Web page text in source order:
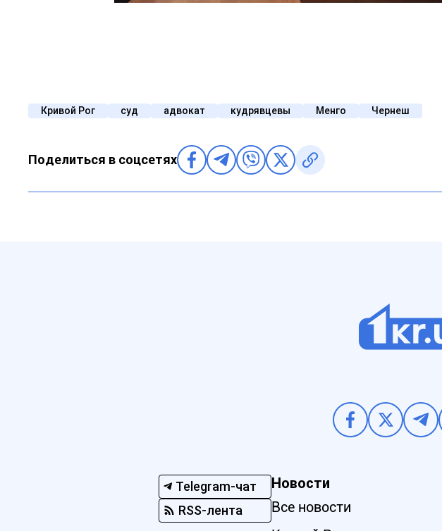
Кривой Рог суд адвокат кудрявцевы Менго Чернеш
Поделиться в соцсетях
Telegram-чат
RSS-лента
Новости
Все новости